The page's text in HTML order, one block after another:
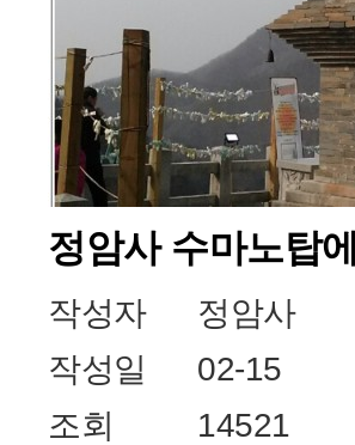
정암사 수마노탑
작성자
정암사
작성일
02-15
조회
14521